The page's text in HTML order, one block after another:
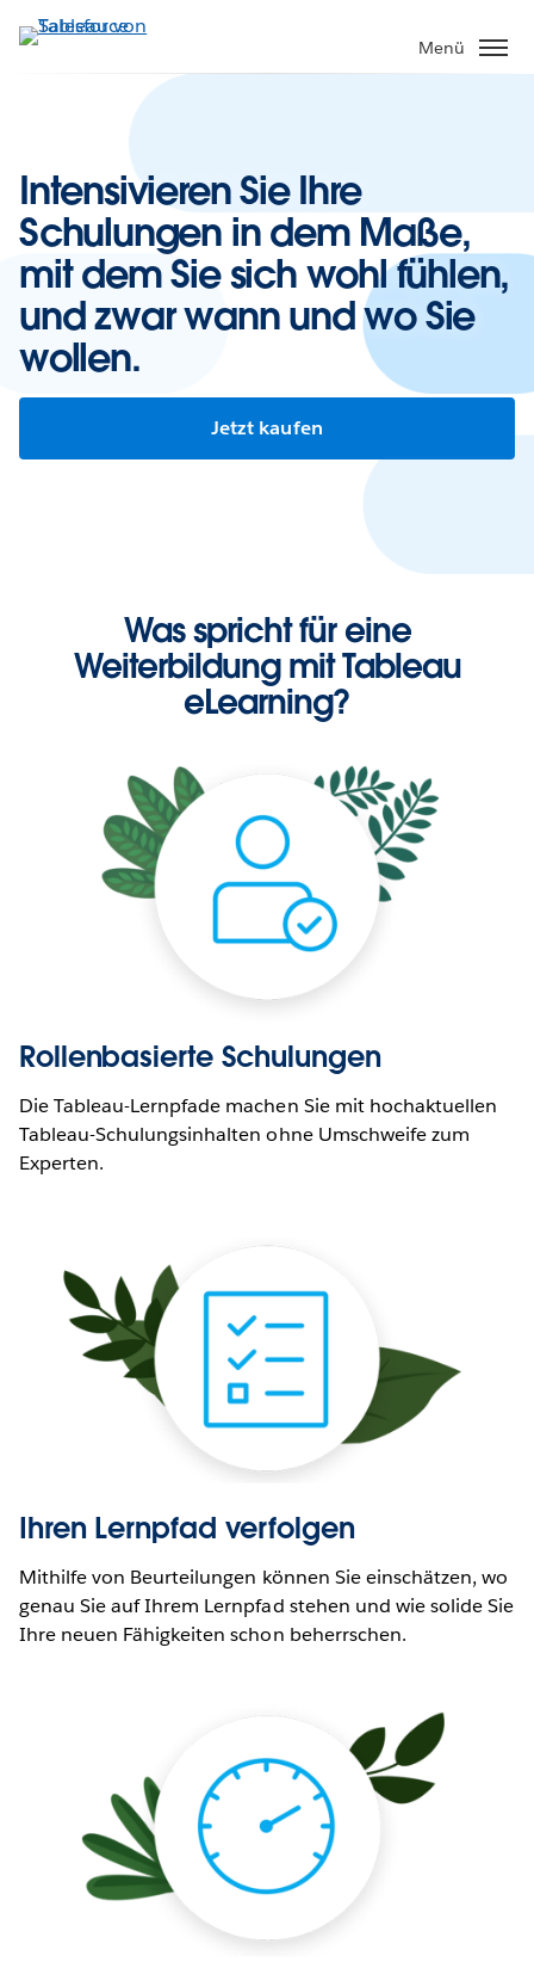
Direkt
zum
Menü
Intensivieren Sie Ihre
Schulungen in dem Maße,
mit dem Sie sich wohl fühlen,
und zwar wann und wo Sie
wollen.
Jetzt kaufen
Was spricht für eine
Weiterbildung mit Tableau
eLearning?
Rollenbasierte Schulungen
Die Tableau-Lernpfade machen Sie mit hochaktuellen
Tableau-Schulungsinhalten ohne Umschweife zum
Experten.
Ihren Lernpfad verfolgen
Mithilfe von Beurteilungen können Sie einschätzen, wo
genau Sie auf Ihrem Lernpfad stehen und wie solide Sie
Ihre neuen Fähigkeiten schon beherrschen.